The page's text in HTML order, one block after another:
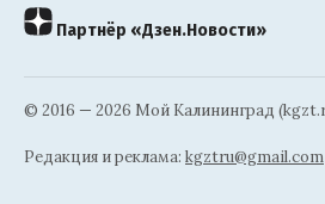
Партнёр «Дзен.Новости»
© 2016 — 2026 Мой Калининград
Редакция и реклама: kgztru@gmail.com